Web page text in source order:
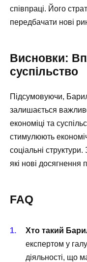
співпраці. Його
передбачати нові
Висновки:
суспільство
Підсумовуючи,
залишається
економіці та
стимулюють
соціальні
які нові досягнення
FAQ
Хто такий
експертом у
діяльності, що